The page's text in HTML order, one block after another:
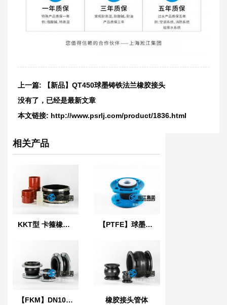
上一篇:
【新品】QT450球墨铸铁法兰橡胶接头
没有了，已经是最新文章
本文链接: http://www.psrlj.com/product/1836.html
相关产品
KKT型 卡箍橡胶接头 【PTFE】球墨法兰四氟橡胶接头“适用于航空煤油”
【FKM】DN100氟橡胶挠性接管 橡胶接头管体